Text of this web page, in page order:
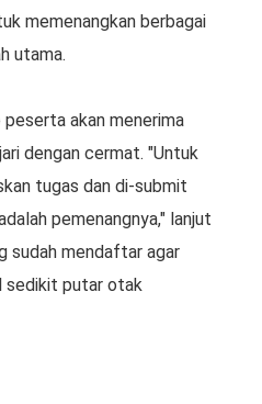
memenangkan berbagai
utama.
peserta akan menerima
dengan cermat. "Untuk
tugas dan di-submit
pemenangnya," lanjut
sudah mendaftar agar
sedikit putar otak